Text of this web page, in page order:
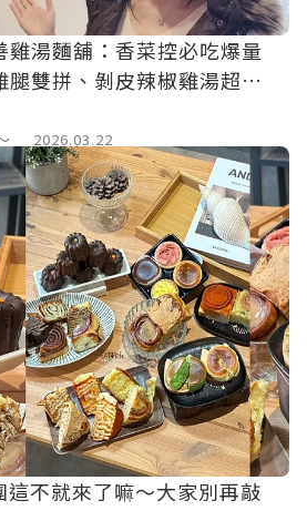
雞湯麵舖：香菜控必吃爆量
雙拼、剝皮辣椒雞湯超滿
巷弄美食
2026.03.22
這不就來了嘛～大家別再敲